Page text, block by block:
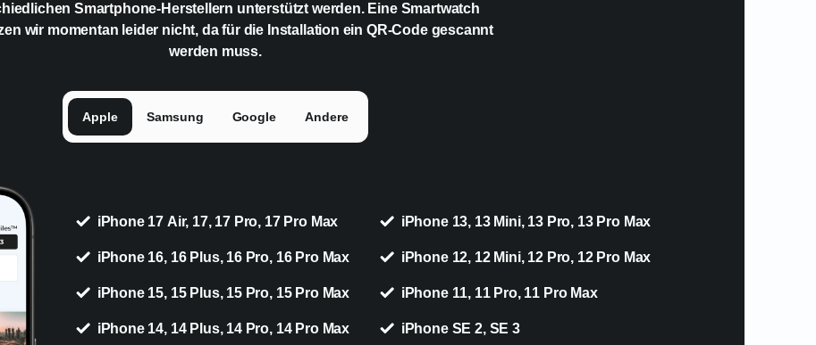
Smartphone-Herstellern unterstützt werden. Eine Smartwatch
wir momentan leider nicht, da für die Installation ein QR-Code gescannt
werden muss.
Apple Samsung Google Andere
iPhone 17 Air, 17, 17 Pro, 17 Pro Max
iPhone 16, 16 Plus, 16 Pro, 16 Pro Max
iPhone 15, 15 Plus, 15 Pro, 15 Pro Max
iPhone 14, 14 Plus, 14 Pro, 14 Pro Max
iPhone 13, 13 Mini, 13 Pro, 13 Pro Max
iPhone 12, 12 Mini, 12 Pro, 12 Pro Max
iPhone 11, 11 Pro, 11 Pro Max
iPhone SE 2, SE 3